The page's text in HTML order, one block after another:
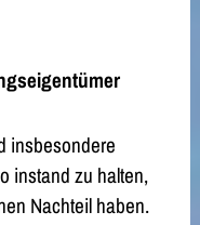
insbesondere
instand zu halten,
Nachteil haben.